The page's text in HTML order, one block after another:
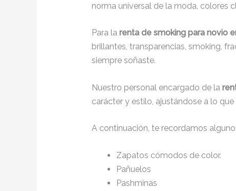
norma universal de la moda, colores
Para la renta de smoking para novio
brillantes, transparencias, smoking,
siempre soñaste.
Nuestro personal encargado de la
carácter y estilo, ajustándose a lo
A continuación, te recordamos
Zapatos cómodos de color.
Pañuelos
Pashminas